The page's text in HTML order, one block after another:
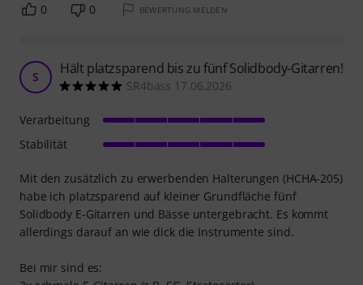
0 0 BEWERTUNG MELDEN
S Hält platzsparend bis zu fünf Solidbody-Gitarren!
SR4bass 17.06.2026
Mit den zusätzlich zu erwerbenden Halterungen (HCHA-205)
habe ich platzsparend auf kleiner Grundfläche fünf
Solidbody E-Gitarren und Bässe untergebracht. Es kommt
allerdings darauf an wie dick die Instrumente sind.
Bei mir sind es:
Verarbeitung
Stabilität